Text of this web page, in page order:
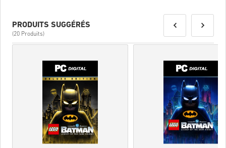
PRODUITS SUGGÉRÉS
(20 Produits)